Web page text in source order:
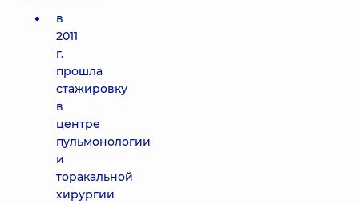
в
2011
г.
прошла
стажировку
в
центре
пульмонологии
и
торакальной
хирургии